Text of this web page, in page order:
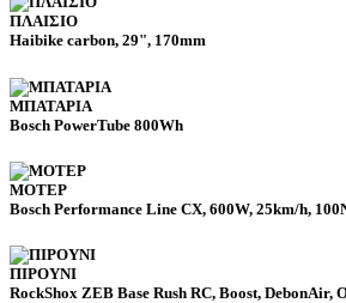
ΠΛΑΙΣΙΟ
Haibike carbon, 29", 170mm
ΜΠΑΤΑΡΙΑ
Bosch PowerTube 800Wh
ΜΟΤΕΡ
Bosch Performance Line CX, 600W, 25km/h,
ΠΙΡΟΥΝΙ
RockShox ZEB Base Rush RC, Boost, DebonAir,